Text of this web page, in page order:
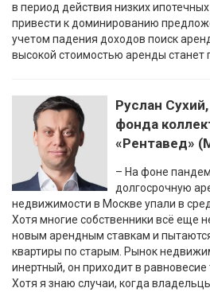
в период действия низких
привести к доминированию
учетом падения доходов поиск
высокой стоимостью аренды станет
Руслан
фонда
«Рентавед»
– На фоне
долгосрочную
недвижимости в Москве упали в
Хотя многие собственники всё еще
новым арендным ставкам и
квартиры по старым. Рынок
инертный, он приходит в
Хотя я знаю случаи, когда